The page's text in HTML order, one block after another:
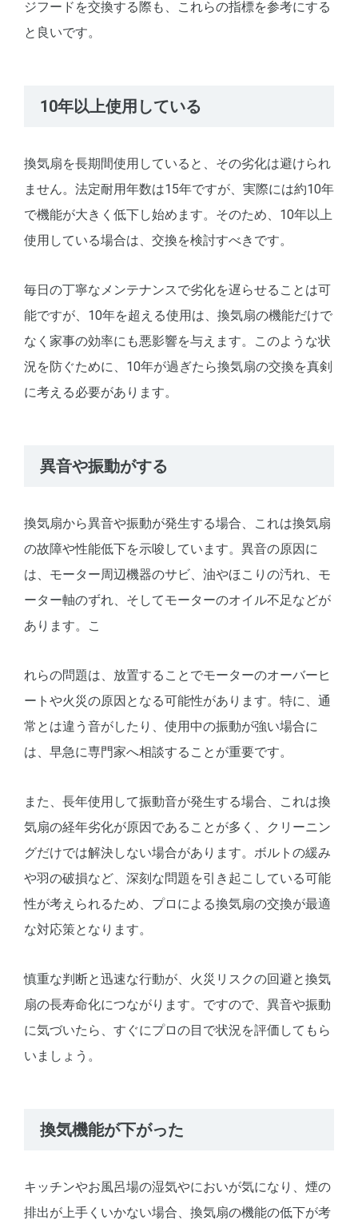
ジフードを交換する際も、これらの指標を参考にする
と良いです。
10年以上使用している
換気扇を長期間使用していると、その劣化は避けられ
ません。法定耐用年数は15年ですが、実際には約10年
で機能が大きく低下し始めます。そのため、10年以上
使用している場合は、交換を検討すべきです。
毎日の丁寧なメンテナンスで劣化を遅らせることは可
能ですが、10年を超える使用は、換気扇の機能だけで
なく家事の効率にも悪影響を与えます。このような状
況を防ぐために、10年が過ぎたら換気扇の交換を真剣
に考える必要があります。
異音や振動がする
換気扇から異音や振動が発生する場合、これは換気扇
の故障や性能低下を示唆しています。異音の原因に
は、モーター周辺機器のサビ、油やほこりの汚れ、モ
ーター軸のずれ、そしてモーターのオイル不足などが
あります。こ
れらの問題は、放置することでモーターのオーバーヒ
ートや火災の原因となる可能性があります。特に、通
常とは違う音がしたり、使用中の振動が強い場合に
は、早急に専門家へ相談することが重要です。
また、長年使用して振動音が発生する場合、これは換
気扇の経年劣化が原因であることが多く、クリーニン
グだけでは解決しない場合があります。ボルトの緩み
や羽の破損など、深刻な問題を引き起こしている可能
性が考えられるため、プロによる換気扇の交換が最適
な対応策となります。
慎重な判断と迅速な行動が、火災リスクの回避と換気
扇の長寿命化につながります。ですので、異音や振動
に気づいたら、すぐにプロの目で状況を評価してもら
いましょう。
換気機能が下がった
キッチンやお風呂場の湿気やにおいが気になり、煙の
排出が上手くいかない場合、換気扇の機能の低下が考